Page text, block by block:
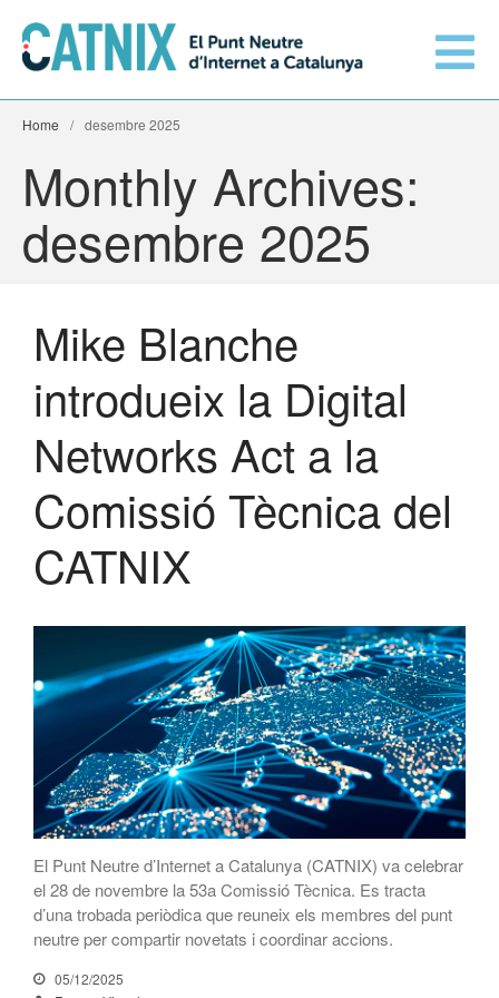
Connecta’t
Serveis
Xarxes connectades
Informació tècnica
El CATNIX
Orange amplia la seva
connexió al CATNIX
Guifi.net consolida la seva
connectivitat al CATNIX amb la
migració a Templus
Netcloudify es connecta al
CATNIX
El CATNIX renova el servidor
arrel J de DNS
juliol 2026
juny 2026
abril 2026
febrer 2026
desembre 2025
novembre 2025
Home / desembre 2025
Monthly Archives:
desembre 2025
Mike Blanche
introdueix la Digital
Networks Act a la
Comissió Tècnica del
CATNIX
El Punt Neutre d’Internet a Catalunya (CATNIX) va celebrar
el 28 de novembre la 53a Comissió Tècnica. Es tracta
d’una trobada periòdica que reuneix els membres del punt
neutre per compartir novetats i coordinar accions.
05/12/2025